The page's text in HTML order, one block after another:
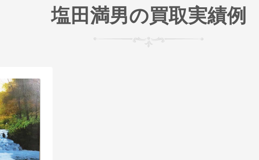
塩田満男の買取実績例